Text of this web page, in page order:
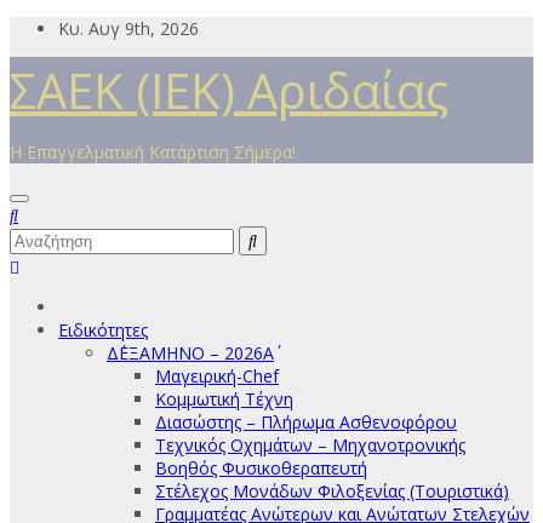
Μετάβαση
περιεχόμενο
Κυ. Αυγ 9th, 2026
ΣΑΕΚ (ΙΕΚ) Αριδαίας
Η Επαγγελματική Κατάρτιση Σήμερα!
Ειδικότητες
Δ΄ΕΞΑΜΗΝΟ – 2026Α΄
Μαγειρική-Chef
Κομμωτική Τέχνη
Διασώστης – Πλήρωμα Ασθενοφόρου
Τεχνικός Οχημάτων – Μηχανοτρονικής
Βοηθός Φυσικοθεραπευτή
Στέλεχος Μονάδων Φιλοξενίας (Τουριστικά)
Γραμματέας Ανώτερων και Ανώτατων Στελεχών